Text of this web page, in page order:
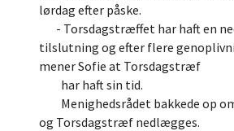
lørdag efter påske.
- Torsdagstræffet har haft en
tilslutning og efter flere
mener Sofie at Torsdagstræf
har haft sin tid.
Menighedsrådet bakkede op
og Torsdagstræf nedlægges.